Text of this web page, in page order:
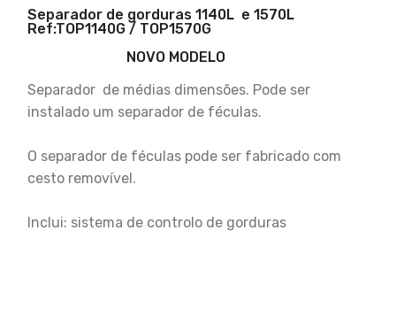
Separador de gorduras 1140L e 1570L
Ref:TOP1140G / TOP1570G
NOVO MODELO
Separador de médias dimensões. Pode ser
instalado um separador de féculas.
O separador de féculas pode ser fabricado com
cesto removível.
Inclui: sistema de controlo de gorduras